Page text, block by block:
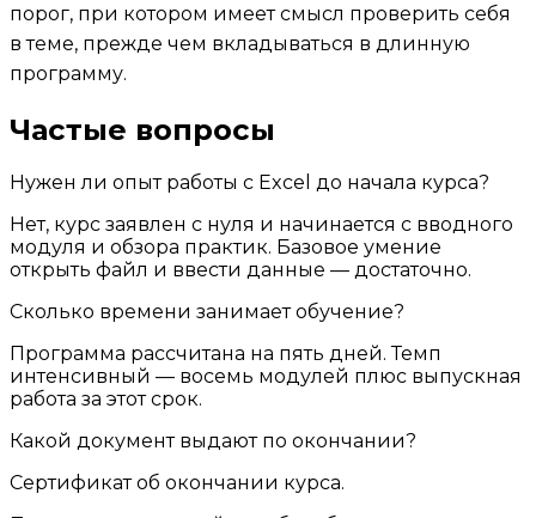
порог, при котором имеет смысл проверить себя
в теме, прежде чем вкладываться в длинную
программу.
Частые вопросы
Нужен ли опыт работы с Excel до начала курса?
Нет, курс заявлен с нуля и начинается с вводного
модуля и обзора практик. Базовое умение
открыть файл и ввести данные — достаточно.
Сколько времени занимает обучение?
Программа рассчитана на пять дней. Темп
интенсивный — восемь модулей плюс выпускная
работа за этот срок.
Какой документ выдают по окончании?
Сертификат об окончании курса.